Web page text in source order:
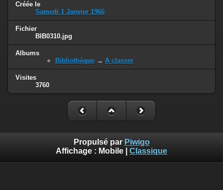
Créée le
Samedi 1 Janvier 1966
Fichier
BIB0310.jpg
Albums
Bibliothèque → A classer
Visites
3760
Propulsé par Piwigo
Affichage : Mobile Classique